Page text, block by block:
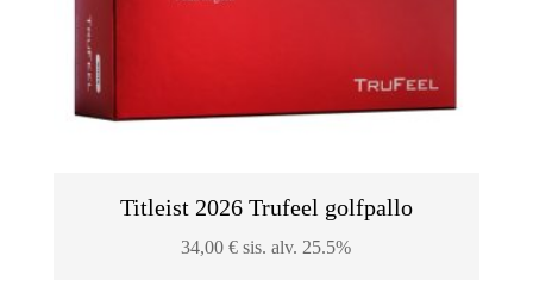
Titleist 2026 Trufeel golfpallo
34,00€ sis. alv. 25.5%